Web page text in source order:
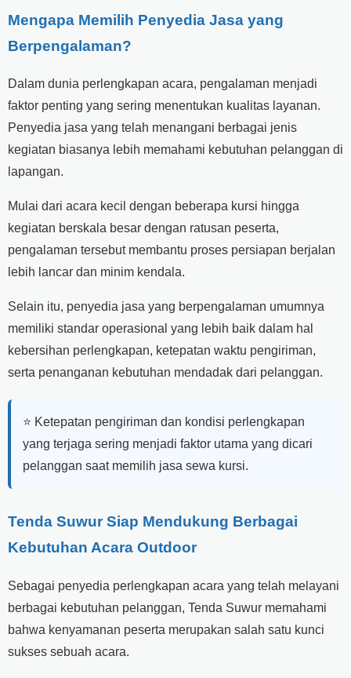
Mengapa Memilih Penyedia Jasa yang
Berpengalaman?
Dalam dunia perlengkapan acara, pengalaman menjadi
faktor penting yang sering menentukan kualitas layanan.
Penyedia jasa yang telah menangani berbagai jenis
kegiatan biasanya lebih memahami kebutuhan pelanggan di
lapangan.
Mulai dari acara kecil dengan beberapa kursi hingga
kegiatan berskala besar dengan ratusan peserta,
pengalaman tersebut membantu proses persiapan berjalan
lebih lancar dan minim kendala.
Selain itu, penyedia jasa yang berpengalaman umumnya
memiliki standar operasional yang lebih baik dalam hal
kebersihan perlengkapan, ketepatan waktu pengiriman,
serta penanganan kebutuhan mendadak dari pelanggan.
⭐ Ketepatan pengiriman dan kondisi perlengkapan
yang terjaga sering menjadi faktor utama yang dicari
pelanggan saat memilih jasa sewa kursi.
Tenda Suwur Siap Mendukung Berbagai
Kebutuhan Acara Outdoor
Sebagai penyedia perlengkapan acara yang telah melayani
berbagai kebutuhan pelanggan, Tenda Suwur memahami
bahwa kenyamanan peserta merupakan salah satu kunci
sukses sebuah acara.